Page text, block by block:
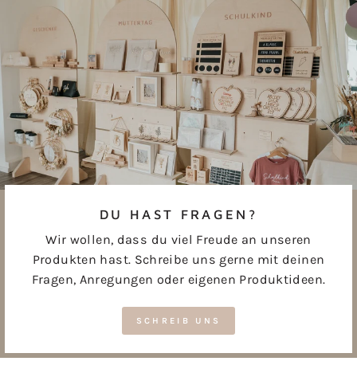
DU HAST FRAGEN?
Wir wollen, dass du viel Freude an unseren
Produkten hast. Schreibe uns gerne mit deinen
Fragen, Anregungen oder eigenen Produktideen.
SCHREIB UNS